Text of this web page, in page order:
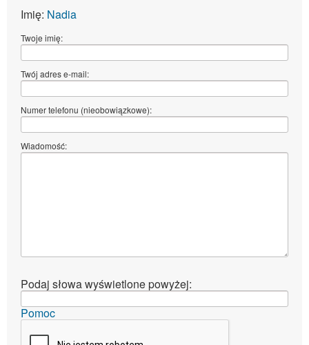
Imię: Nadia
Twoje imię:
Twój adres e-mail:
Numer telefonu (nieobowiązkowe):
Wiadomość:
Podaj słowa wyświetlone powyżej:
Pomoc